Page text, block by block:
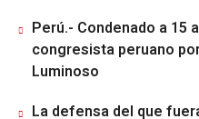
Perú.- Condenado a 15
congresista peruano
Luminoso
La defensa del que